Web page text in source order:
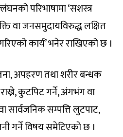
परिभाषामा ‘सशस्त्र
वा जनसमुदायविरुद्ध लक्षित
कार्य’ भनेर राखिएको छ ।
अपहरण तथा शरीर बन्धक
कुटपिट गर्ने, अंगभंग वा
सार्वजनिक सम्पत्ति लुटपाट,
गर्ने विषय समेटिएको छ ।